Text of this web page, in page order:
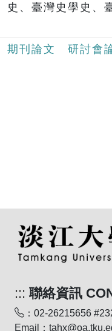
史、臺灣史學史、
期刊論文 研討會
::: 聯絡資訊
：02-26215656
Email：